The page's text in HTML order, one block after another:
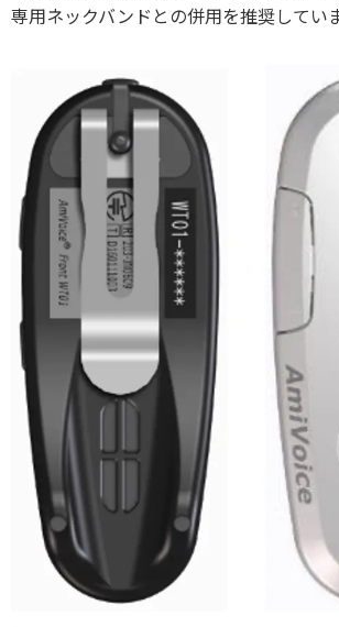
専用ネックバンドとの併用を推奨していま